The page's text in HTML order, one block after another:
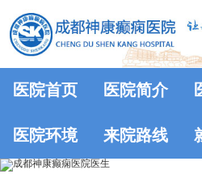
医院首页 医院简介
医院环境 来院路线